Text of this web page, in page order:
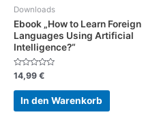
Downloads
Ebook „How to Learn Foreign
Languages Using Artificial
Intelligence?“
Bewertet
mit
0
von
14,99 €
In den Warenkorb